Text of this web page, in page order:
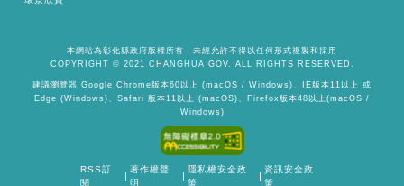
本網站為彰化縣政府版權所有，未經允許不得以任何形式複製和採用
COPYRIGHT © 2021 CHANGHUA GOV. ALL RIGHTS RESERVED.
建議瀏覽器 Google Chrome版本60以上 (macOS / Windows)、IE版本11以上 或
Edge (Windows)、Safari 版本11以上 (macOS)、Firefox版本48以上(macOS /
Windows)
RSS訂
閱
著作權聲
明
隱私權安全政
策
資訊安全政
策